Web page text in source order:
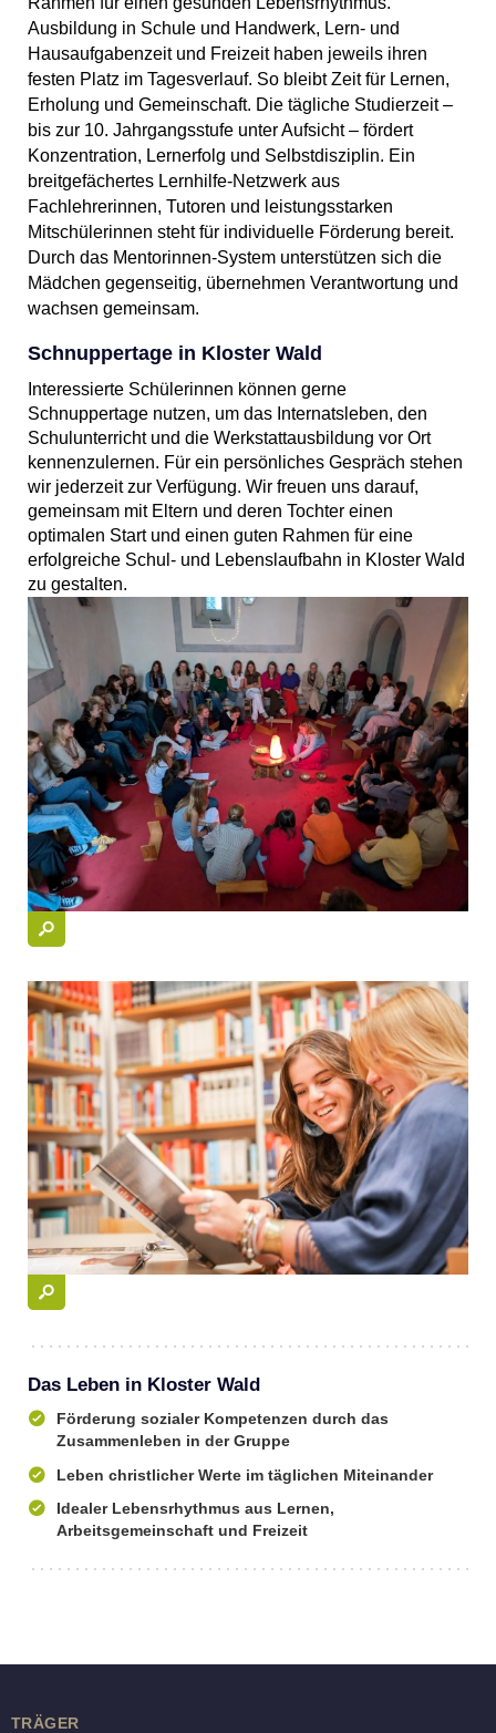
Ausbildung in Schule und Handwerk, Lern- und
Hausaufgabenzeit und Freizeit haben jeweils ihren
festen Platz im Tagesverlauf. So bleibt Zeit für Lernen,
Erholung und Gemeinschaft. Die tägliche Studierzeit –
bis zur 10. Jahrgangsstufe unter Aufsicht – fördert
Konzentration, Lernerfolg und Selbstdisziplin. Ein
breitgefächertes Lernhilfe-Netzwerk aus
Fachlehrerinnen, Tutoren und leistungsstarken
Mitschülerinnen steht für individuelle Förderung bereit.
Durch das Mentorinnen-System unterstützen sich die
Mädchen gegenseitig, übernehmen Verantwortung und
wachsen gemeinsam.
Schnuppertage in Kloster Wald
Interessierte Schülerinnen können gerne
Schnuppertage nutzen, um das Internatsleben, den
Schulunterricht und die Werkstattausbildung vor Ort
kennenzulernen. Für ein persönliches Gespräch stehen
wir jederzeit zur Verfügung. Wir freuen uns darauf,
gemeinsam mit Eltern und deren Tochter einen
optimalen Start und einen guten Rahmen für eine
erfolgreiche Schul- und Lebenslaufbahn in Kloster Wald
zu gestalten.
Das Leben in Kloster Wald
Förderung sozialer Kompetenzen durch das
Zusammenleben in der Gruppe
Leben christlicher Werte im täglichen Miteinander
Idealer Lebensrhythmus aus Lernen,
Arbeitsgemeinschaft und Freizeit
TRÄGER